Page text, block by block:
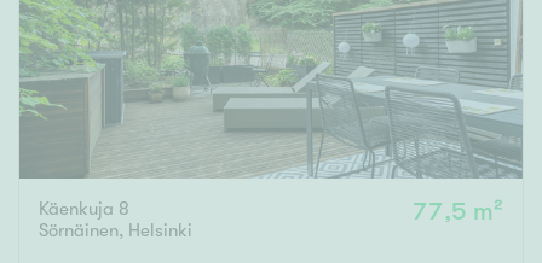
Käenkuja 8
Sörnäinen, Helsinki
77,5 m²